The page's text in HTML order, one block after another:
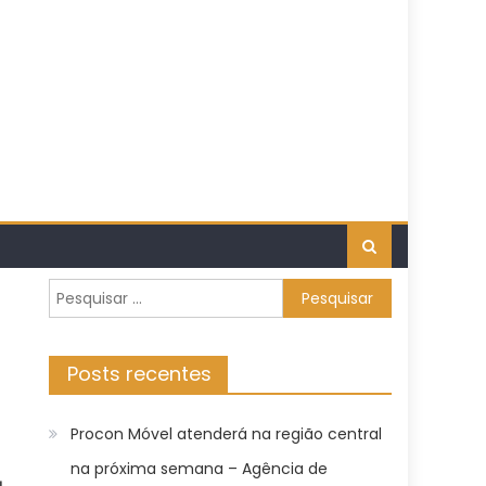
Pesquisar
por:
Posts recentes
Procon Móvel atenderá na região central
na próxima semana – Agência de